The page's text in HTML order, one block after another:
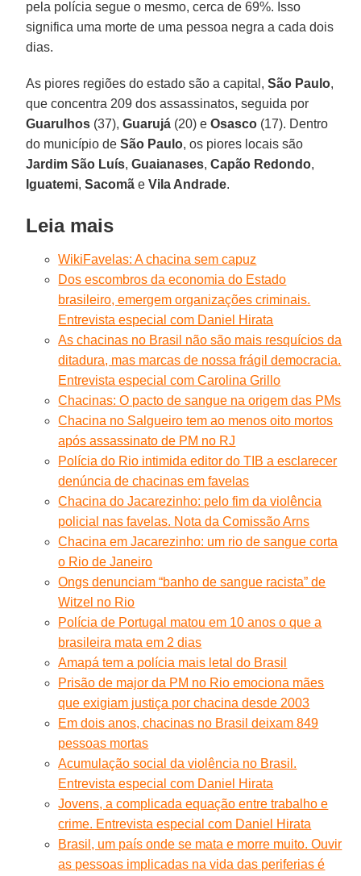
pela polícia segue o mesmo, cerca de 69%. Isso
significa uma morte de uma pessoa negra a cada dois
dias.
As piores regiões do estado são a capital,São Paulo,
que concentra 209 dos assassinatos, seguida por
Guarulhos (37),Guarujá (20) eOsasco (17). Dentro
do município deSão Paulo, os piores locais são
Jardim São Luís,Guaianases,Capão Redondo,
Iguatemi,Sacomã eVila Andrade.
Leia mais
WikiFavelas: A chacina sem capuz
Dos escombros da economia do Estado
brasileiro, emergem organizações criminais.
Entrevista especial com Daniel Hirata
As chacinas no Brasil não são mais resquícios da
ditadura, mas marcas de nossa frágil democracia.
Entrevista especial com Carolina Grillo
Chacinas: O pacto de sangue na origem das PMs
Chacina no Salgueiro tem ao menos oito mortos
após assassinato de PM no RJ
Polícia do Rio intimida editor do TIB a esclarecer
denúncia de chacinas em favelas
Chacina do Jacarezinho: pelo fim da violência
policial nas favelas. Nota da Comissão Arns
Chacina em Jacarezinho: um rio de sangue corta
o Rio de Janeiro
Ongs denunciam “banho de sangue racista” de
Witzel no Rio
Polícia de Portugal matou em 10 anos o que a
brasileira mata em 2 dias
Amapá tem a polícia mais letal do Brasil
Prisão de major da PM no Rio emociona mães
que exigiam justiça por chacina desde 2003
Em dois anos, chacinas no Brasil deixam 849
pessoas mortas
Acumulação social da violência no Brasil.
Entrevista especial com Daniel Hirata
Jovens, a complicada equação entre trabalho e
crime. Entrevista especial com Daniel Hirata
Brasil, um país onde se mata e morre muito. Ouvir
as pessoas implicadas na vida das periferias é